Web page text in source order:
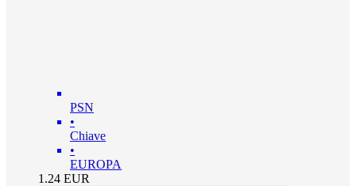
PSN
•
Chiave
•
EUROPA
1.24 EUR